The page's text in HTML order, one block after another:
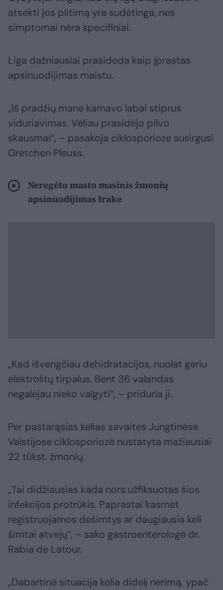
atsekti jos plitimą yra sudėtinga, nes
simptomai nėra specifiniai.
Liga dažniausiai prasideda kaip įprastas
apsinuodijimas maistu.
„Iš pradžių mane kamavo labai stiprus
viduriavimas. Vėliau prasidėjo pilvo
skausmai“, – pasakoja ciklosporioze susirgusi
Gretchen Pleuss.
Neregėto masto masinis žmonių
apsinuodijimas Irake
„Kad išvengčiau dehidratacijos, nuolat geriu
elektrolitų tirpalus. Bent 36 valandas
negalėjau nieko valgyti“, – priduria ji.
Per pastarąsias kelias savaites Jungtinėse
Valstijose ciklosporiozė nustatyta mažiausiai
22 tūkst. žmonių.
„Tai didžiausias kada nors užfiksuotas šios
infekcijos protrūkis. Paprastai kasmet
registruojamos dešimtys ar daugiausia keli
šimtai atvejų“, – sako gastroenterologė dr.
Rabia de Latour.
„Dabartinė situacija kelia didelį nerimą, ypač